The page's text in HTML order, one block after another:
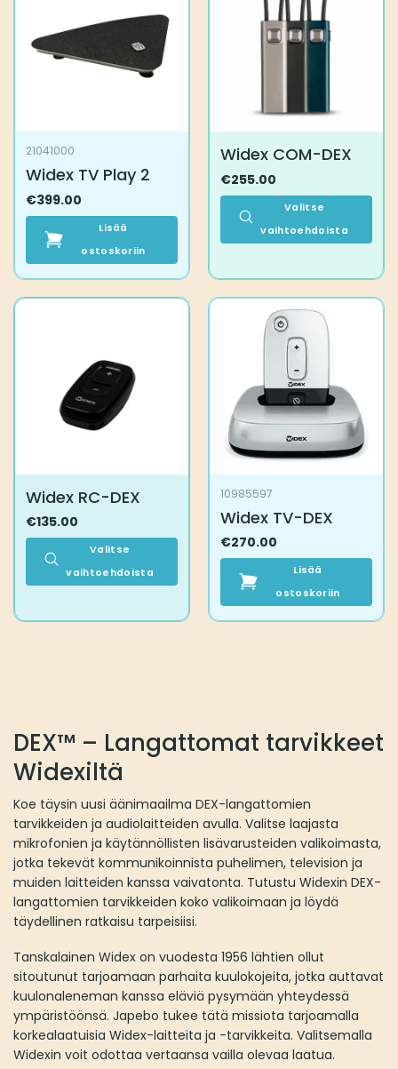
21041000
Widex TV Play 2
€399.00
Lisää
ostoskoriin
Widex COM-DEX
€255.00
Valitse
vaihtoehdoista
muunnelma.
valinnat
tuotteen
sivulla.
Widex RC-DEX
€135.00
Valitse
vaihtoehdoista
tuotteen
sivulla.
10985597
Widex TV-DEX
€270.00
Lisää
ostoskoriin
DEX™ – Langattomat tarvikkeet
Widexiltä
Koe täysin uusi äänimaailma DEX-langattomien
tarvikkeiden ja audiolaitteiden avulla. Valitse laajasta
mikrofonien ja käytännöllisten lisävarusteiden valikoimasta,
jotka tekevät kommunikoinnista puhelimen, television ja
muiden laitteiden kanssa vaivatonta. Tutustu Widexin DEX-
langattomien tarvikkeiden koko valikoimaan ja löydä
täydellinen ratkaisu tarpeisiisi.
Tanskalainen Widex on vuodesta 1956 lähtien ollut
sitoutunut tarjoamaan parhaita kuulokojeita, jotka auttavat
kuulonaleneman kanssa eläviä pysymään yhteydessä
ympäristöönsä. Japebo tukee tätä missiota tarjoamalla
korkealaatuisia Widex-laitteita ja -tarvikkeita. Valitsemalla
Widexin voit odottaa vertaansa vailla olevaa laatua.